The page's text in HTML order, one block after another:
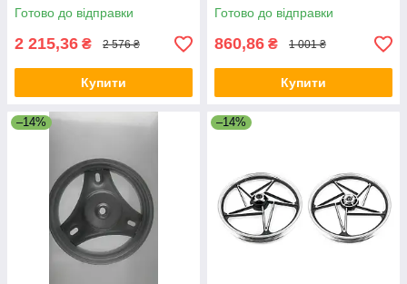
Готово до відправки
2 215,36 ₴ 2 576 ₴
Купити
Готово до відправки
860,86 ₴ 1 001 ₴
Купити
–14% –14%